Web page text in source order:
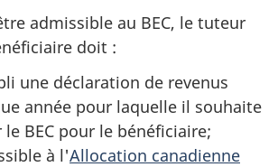
admissible au BEC, le tuteur
doit :
une déclaration de revenus
année pour laquelle il souhaite
BEC pour le bénéficiaire;
à l'Allocation canadienne